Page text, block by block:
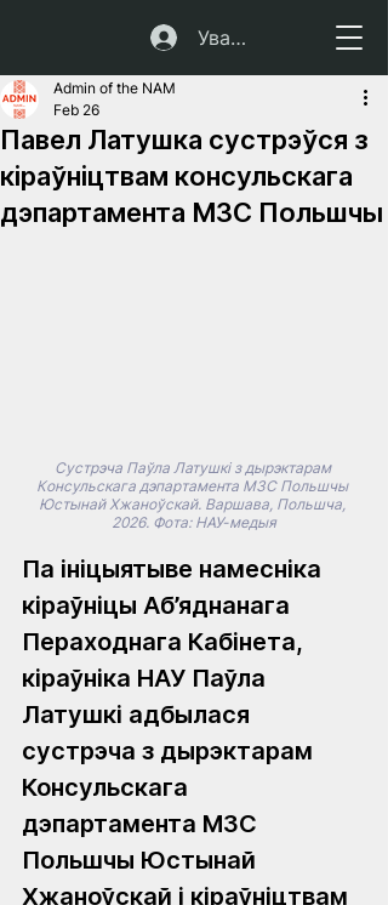
Увайсці
Павел Латушка сустрэўся з
кіраўніцтвам консульскага
дэпартамента МЗС Польшчы
Admin of the NAM
Feb 26
Сустрэча Паўла Латушкі з дырэктарам
Консульскага дэпартамента МЗС Польшчы
Юстынай Хжаноўскай. Варшава, Польшча,
2026. Фота: НАУ-медыя
Па ініцыятыве намесніка
кіраўніцы Аб’яднанага
Пераходнага Кабінета,
кіраўніка НАУ Паўла
Латушкі адбылася
сустрэча з дырэктарам
Консульскага
дэпартамента МЗС
Польшчы Юстынай
Хжаноўскай і кіраўніцтвам